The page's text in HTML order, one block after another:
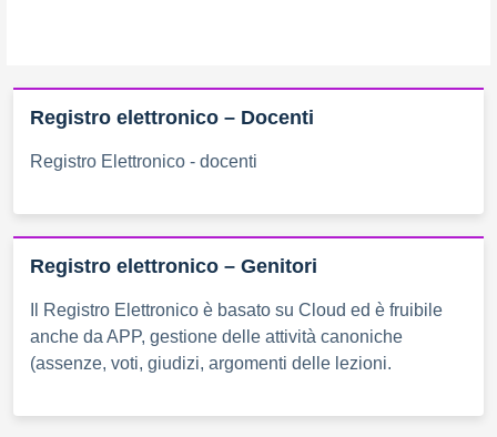
Registro elettronico – Docenti
Registro Elettronico - docenti
Registro elettronico – Genitori
Il Registro Elettronico è basato su Cloud ed è fruibile
anche da APP, gestione delle attività canoniche
(assenze, voti, giudizi, argomenti delle lezioni.